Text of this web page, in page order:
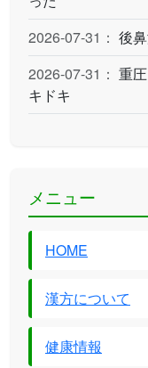
2026-07-31： 後
2026-07-31： 重
キドキ
メニュー
HOME
漢方について
健康情報